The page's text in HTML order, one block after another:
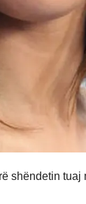
shëndetin tuaj